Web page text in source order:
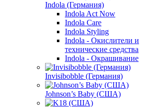
Indola (Германия)
Indola Act Now
Indola Care
Indola Styling
Indola - Окислители и
технические средства
Indola - Окрашивание
Invisibobble (Германия)
Johnson’s Baby (США)